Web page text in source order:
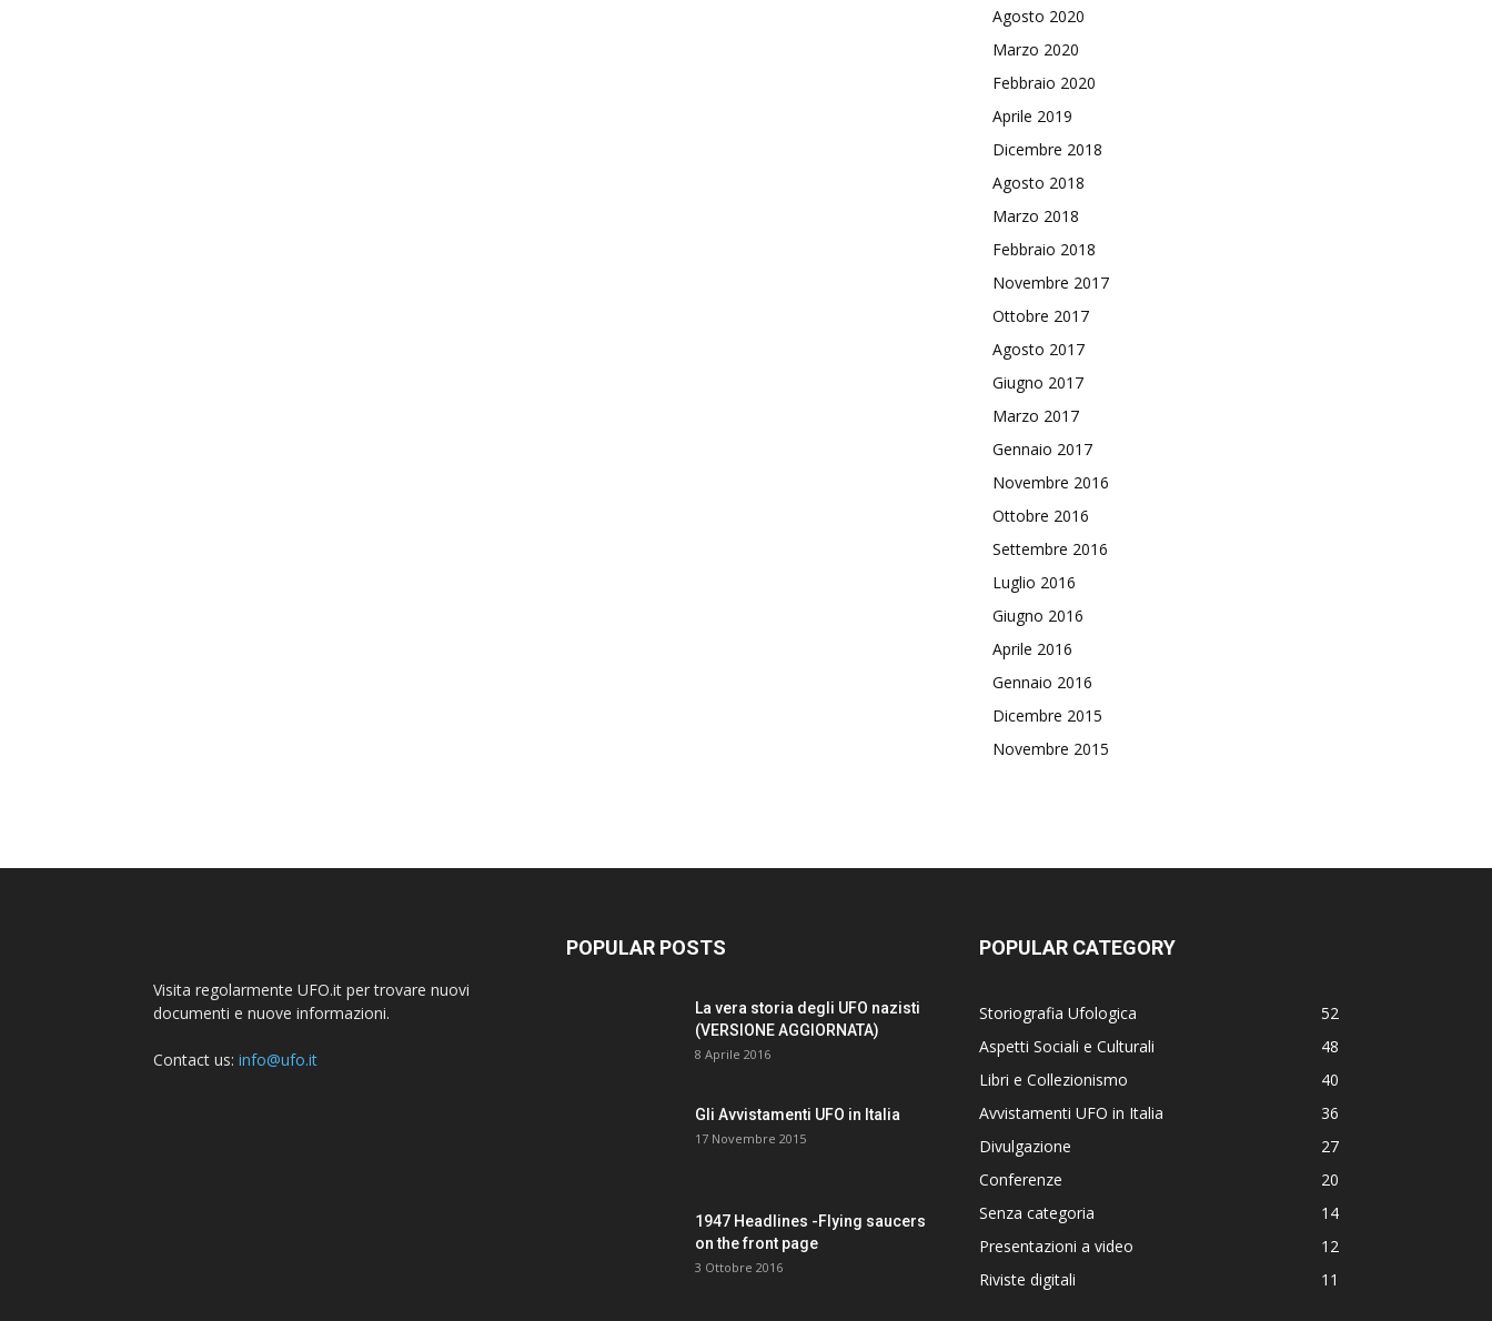
Agosto 2020
Marzo 2020
Febbraio 2020
Aprile 2019
Dicembre 2018
Agosto 2018
Marzo 2018
Febbraio 2018
Novembre 2017
Ottobre 2017
Agosto 2017
Giugno 2017
Marzo 2017
Gennaio 2017
Novembre 2016
Ottobre 2016
Settembre 2016
Luglio 2016
Giugno 2016
Aprile 2016
Gennaio 2016
Dicembre 2015
Novembre 2015
Visita regolarmente UFO.it per trovare nuovi
documenti e nuove informazioni.
Contact us: info@ufo.it
POPULAR POSTS
La vera storia degli UFO nazisti
(VERSIONE AGGIORNATA)
8 Aprile 2016
Gli Avvistamenti UFO in Italia
17 Novembre 2015
1947 Headlines -Flying saucers
on the front page
3 Ottobre 2016
POPULAR CATEGORY
Storiografia Ufologica
52
Aspetti Sociali e Culturali
48
Libri e Collezionismo
40
Avvistamenti UFO in Italia
36
Divulgazione
27
Conferenze
20
Senza categoria
14
Presentazioni a video
12
Riviste digitali
11